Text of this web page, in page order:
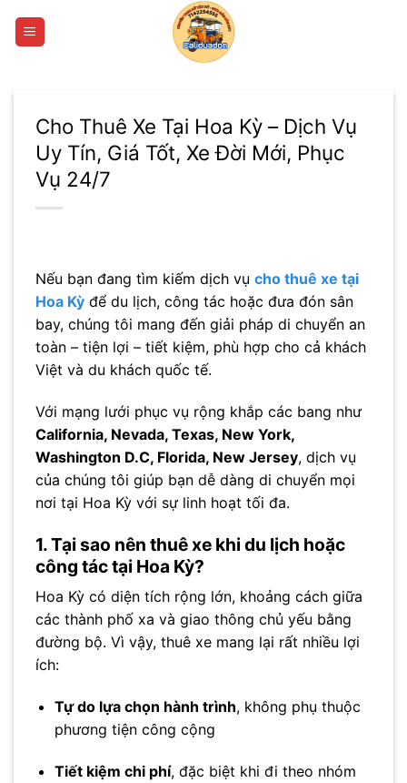
qua
Cho Thuê Xe Tại Hoa Kỳ – Dịch Vụ
Uy Tín, Giá Tốt, Xe Đời Mới, Phục
Vụ 24/7
Nếu bạn đang tìm kiếm dịch vụ cho thuê xe tại
Hoa Kỳ để du lịch, công tác hoặc đưa đón sân
bay, chúng tôi mang đến giải pháp di chuyển an
toàn – tiện lợi – tiết kiệm, phù hợp cho cả khách
Việt và du khách quốc tế.
Với mạng lưới phục vụ rộng khắp các bang như
California, Nevada, Texas, New York,
Washington D.C, Florida, New Jersey, dịch vụ
của chúng tôi giúp bạn dễ dàng di chuyển mọi
nơi tại Hoa Kỳ với sự linh hoạt tối đa.
1. Tại sao nên thuê xe khi du lịch hoặc
công tác tại Hoa Kỳ?
Hoa Kỳ có diện tích rộng lớn, khoảng cách giữa
các thành phố xa và giao thông chủ yếu bằng
đường bộ. Vì vậy, thuê xe mang lại rất nhiều lợi
ích:
Tự do lựa chọn hành trình, không phụ thuộc
phương tiện công cộng
Tiết kiệm chi phí, đặc biệt khi đi theo nhóm